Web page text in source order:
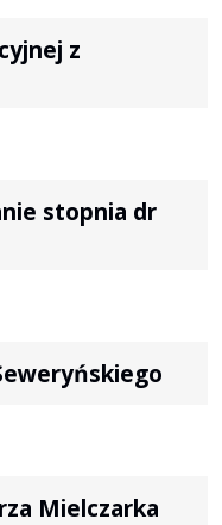
z
stopnia dr
Mielczarka